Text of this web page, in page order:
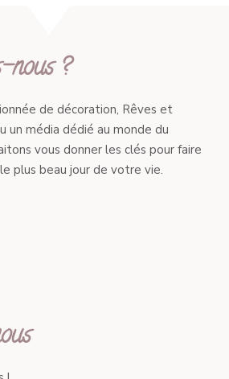
nous ?
de décoration, Rêves et
un média dédié au monde du
vous donner les clés pour faire
plus beau jour de votre vie.